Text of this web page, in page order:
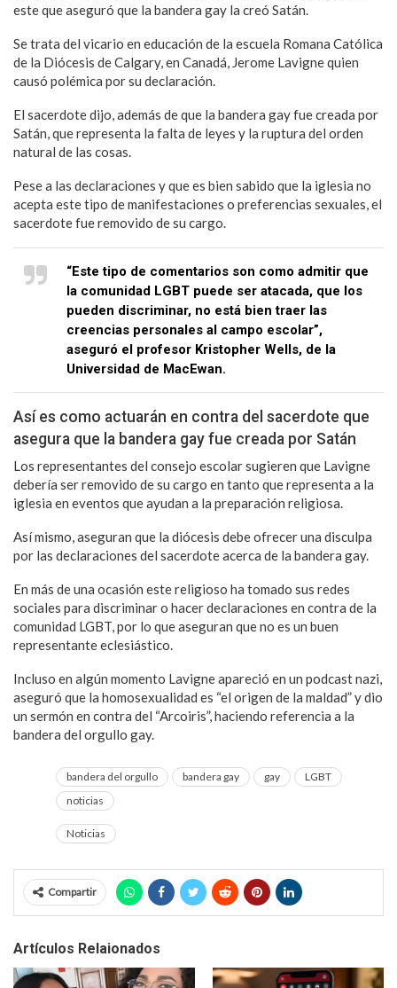
este que aseguró que la bandera gay la creó Satán.
Se trata del vicario en educación de la escuela Romana Católica
de la Diócesis de Calgary, en Canadá, Jerome Lavigne quien
causó polémica por su declaración.
El sacerdote dijo, además de que la bandera gay fue creada por
Satán, que representa la falta de leyes y la ruptura del orden
natural de las cosas.
Pese a las declaraciones y que es bien sabido que la iglesia no
acepta este tipo de manifestaciones o preferencias sexuales, el
sacerdote fue removido de su cargo.
“Este tipo de comentarios son como admitir que
la comunidad LGBT puede ser atacada, que los
pueden discriminar, no está bien traer las
creencias personales al campo escolar”,
aseguró el profesor Kristopher Wells, de la
Universidad de MacEwan.
Así es como actuarán en contra del sacerdote que
asegura que la bandera gay fue creada por Satán
Los representantes del consejo escolar sugieren que Lavigne
debería ser removido de su cargo en tanto que representa a la
iglesia en eventos que ayudan a la preparación religiosa.
Así mismo, aseguran que la diócesis debe ofrecer una disculpa
por las declaraciones del sacerdote acerca de la bandera gay.
En más de una ocasión este religioso ha tomado sus redes
sociales para discriminar o hacer declaraciones en contra de la
comunidad LGBT, por lo que aseguran que no es un buen
representante eclesiástico.
Incluso en algún momento Lavigne apareció en un podcast nazi,
aseguró que la homosexualidad es “el origen de la maldad” y dio
un sermón en contra del “Arcoiris”, haciendo referencia a la
bandera del orgullo gay.
bandera del orgullo bandera gay gay
LGBT
noticias
Noticias
Compartir
Artículos Relaionados